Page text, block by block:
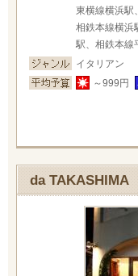
東横線横浜駅
相鉄本線横浜
駅、相鉄本線
イタリアン
～999円
da TAKASHIMA